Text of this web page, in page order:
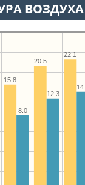
ВОЗДУХА
22.1
20.5
15.8
12.3
8.0